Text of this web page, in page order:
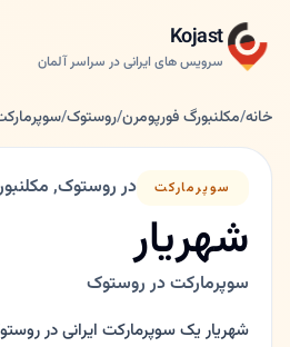
Kojast
سرویس های ایرانی در سراسر آلمان
خانه/مکلنبورگ فورپومرن/روستوک/
سوپرمارکت در روستوک,
شهریار
سوپرمارکت در روستوک
شهریار یک سوپرمارکت ایرانی در